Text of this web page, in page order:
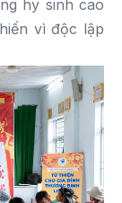
hy sinh cao
vì độc lập